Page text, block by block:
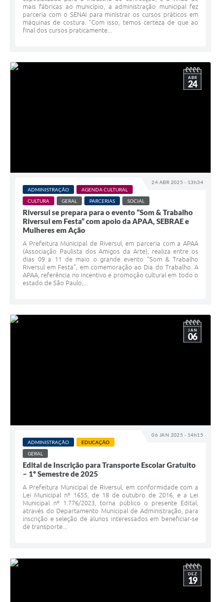
mais fábricas ao município, a administração municipal fez
parceria com o SENAI para ministrar os cursos práticos em
máquinas de costura. “Com isso, temos certeza de que ao
final dos cursos praticamente...
24 ABR 2025 - 13h34
ABR
24
ADMINISTRAÇÃO
AGENDA CULTURAL
CULTURA
GERAL PARCERIAS SOCIAL
Riversul se prepara para o evento “Som & Trabalho
Riversul em Festa” com apoio da APAA, SEBRAE e
Mulheres em Ação
A Prefeitura Municipal de Riversul, em parceria com a APAA
(Associação Paulista dos Amigos da Arte), realiza entre os
dias 09 a 11 de maio o grande evento “Som & Trabalho
Riversul em Festa”, em comemoração ao Dia do Trabalho. A
APAA, referência no incentivo e promoção cultural em todo o
estado de São Paulo,...
06 JAN 2025 - 14h15
JAN
06
ADMINISTRAÇÃO
EDUCAÇÃO
GERAL
Edital de Inscrição para Transporte Escolar Gratuito
– 1º Semestre de 2025
A Prefeitura Municipal de Riversul, em conformidade com a
Lei Municipal nº 1655, de 18 de outubro de 2016, e a Lei
Municipal nº 1.776/2023, torna público o presente Edital,
através do Departamento Municipal de Administração, para
inscrição e seleção de alunos interessados em beneficiar-se
de transporte...
DEZ
19